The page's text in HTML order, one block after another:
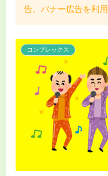
告、バナー広告を利用
コンプレックス